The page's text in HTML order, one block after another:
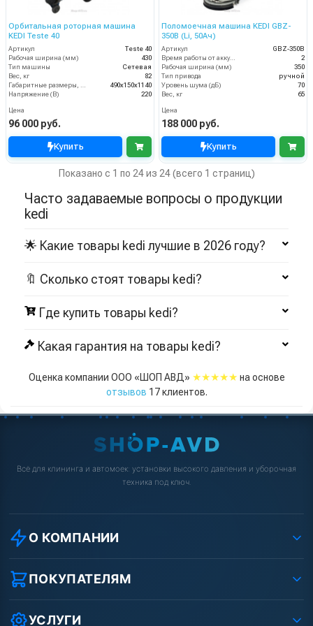
Орбитальная роторная машина
KEDI Teste 40
Артикул
Teste 40
Рабочая ширина (мм)
430
Тип машины
Сетевая
Вес, кг
82
490x150x1140
Напряжение (В)
220
Цена
96 000 руб.
Купить
Поломоечная машина KEDI GBZ-
350B (Li, 50Ач)
Артикул
GBZ-350B
Время работы от аккумуляторов (ч)
2
Рабочая ширина (мм)
350
Тип привода
ручной
Уровень шума (дБ)
70
Вес, кг
65
Цена
188 000 руб.
Купить
Показано с 1 по 24 из 24 (всего 1 страниц)
Часто задаваемые вопросы о продукции
kedi
🌟 Какие товары kedi лучшие в 2026 году?
🔖 Сколько стоят товары kedi?
Где купить товары kedi?
Какая гарантия на товары kedi?
Оценка компании ООО «ШОП АВД» ★★★★★ на основе
отзывов 17клиентов.
Всё для клининга и автомоек: установки высокого давления и уборочная
техника под ключ.
О КОМПАНИИ
О компании
Реквизиты ООО «Шоп АВД»
Защита данных клиента
Условия соглашения
ПОКУПАТЕЛЯМ
Как заказать?
Оплата
УСЛУГИ